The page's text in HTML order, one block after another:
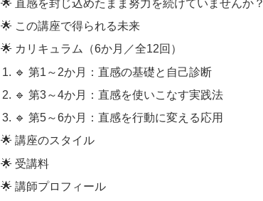
🌟 直感を封じ込めたまま努力を続けていませんか？
🌟 この講座で得られる未来
🌟 カリキュラム（6か月／全12回）
🔹 第1～2か月：直感の基礎と自己診断
🔹 第3～4か月：直感を使いこなす実践法
🔹 第5～6か月：直感を行動に変える応用
🌟 講座のスタイル
🌟 受講料
🌟 講師プロフィール